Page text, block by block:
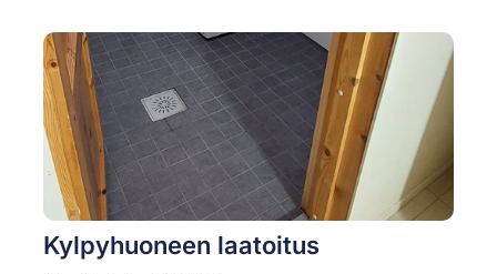
Kylpyhuoneen laatoitus